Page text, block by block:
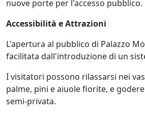
nuove porte per l'accesso pubblico.
Accessibilità e Attrazioni
L'apertura al pubblico di Palazzo
facilitata dall'introduzione di un
I visitatori possono rilassarsi nei
palme, pini e aiuole fiorite, e
semi-privata.